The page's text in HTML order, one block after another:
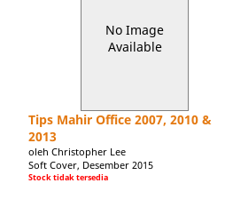
No Image
Available
Tips Mahir Office 2007, 2010 &
2013
oleh Christopher Lee
Soft Cover, Desember 2015
Stock tidak tersedia